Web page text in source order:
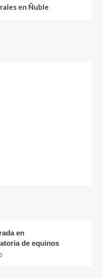
en Ñuble
en
de equinos